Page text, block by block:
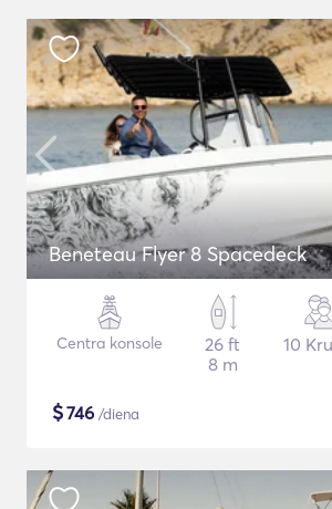
Beneteau Flyer 8 Spacedeck
Centra konsole
26 ft
8 m
10
$746 /diena